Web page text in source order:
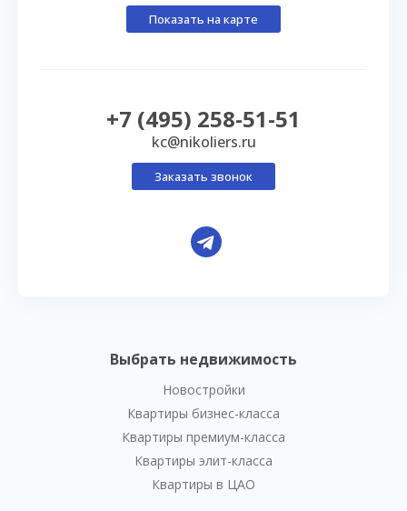
Выбрать недвижимость
Новостройки
Квартиры бизнес-класса
Квартиры премиум-класса
Квартиры элит-класса
Квартиры в ЦАО
Показать на карте
+7 (495) 258-51-51
kc@nikoliers.ru
Заказать звонок